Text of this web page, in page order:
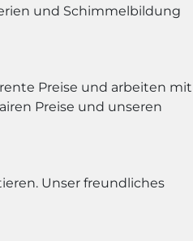
und Schimmelbildung
Preise und arbeiten mit
Preise und unseren
Unser freundliches